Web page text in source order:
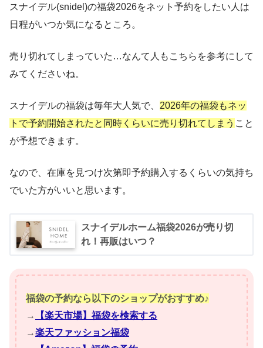
スナイデル(snidel)の福袋2026をネット予約をしたい人は
日程がいつか気になるところ。
売り切れてしまっていた…なんて人もこちらを参考にして
みてくださいね。
スナイデルの福袋は毎年大人気で、 2026年の福袋もネッ
トで予約開始されたと同時くらいに売り切れてしまう こと
が予想できます。
なので、在庫を見つけ次第即予約購入するくらいの気持ち
でいた方がいいと思います。
スナイデルホーム福袋2026が売り切
れ！再販はいつ？
福袋の予約なら以下のショップがおすすめ♪
→
【楽天市場】福袋を検索する
→楽天ファッション福袋